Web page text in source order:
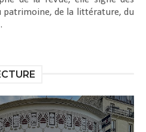
patrimoine, de la littérature, du